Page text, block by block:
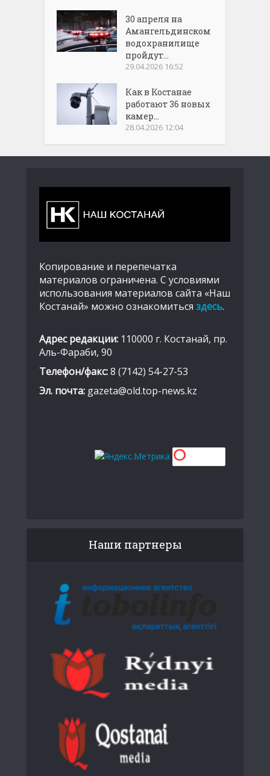
30 апреля на
Амангельдинском
водохранилище
пройдут...
29.04.2026 16:52
Как в Костанае
работают 36 новых
камер...
28.04.2026 12:04
Копирование и перепечатка
материалов ограничена. С условиями
использования материалов сайта «Наш
Костанай» можно ознакомиться здесь.
Адрес редакции: 110000 г. Костанай, пр.
Аль-Фараби, 90
Телефон/факс:8 (7142) 54-27-53
Эл. почта: gazeta@old.top-news.kz
Наши партнеры